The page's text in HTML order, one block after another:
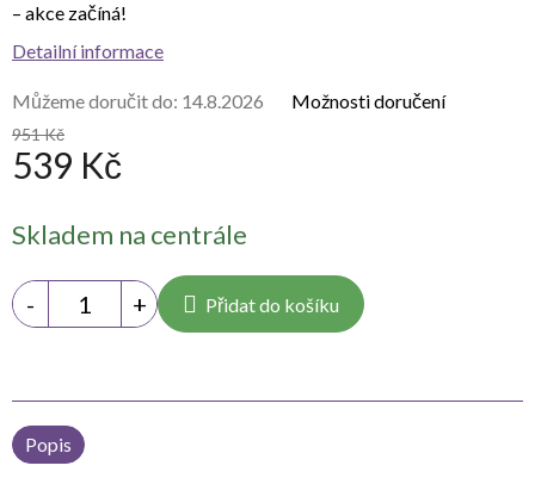
951 Kč
539 Kč
cena:
Skladem na centrále
Můžeme doručit do: 14.8.2026 Možnosti doručení
Přidat do košíku
– akce začíná!
Detailní informace
Popis